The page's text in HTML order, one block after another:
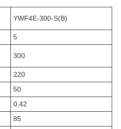
YWF4E-300-S(В)
5
300
220
50
0,42
85